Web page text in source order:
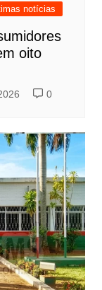
notícias
oito
0